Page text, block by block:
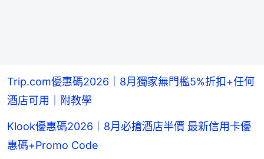
Trip.com優惠碼2026｜8月獨家無門檻5%折扣+任何
酒店可用｜附教學
Klook優惠碼2026｜8月必搶酒店半價 最新信用卡優
惠碼+Promo Code